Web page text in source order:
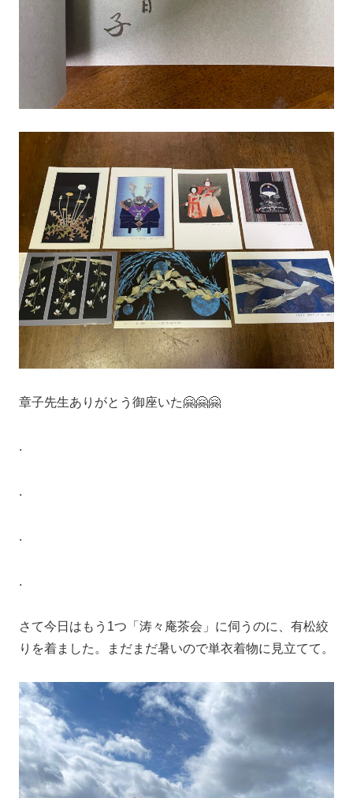
章子先生ありがとう御座いた🤗🤗🤗
.
.
.
.
さて今日はもう1つ「涛々庵茶会」に伺うのに、有松絞
りを着ました。まだまだ暑いので単衣着物に見立てて。